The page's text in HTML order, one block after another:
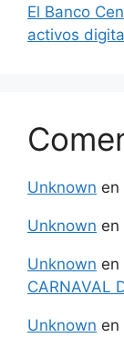
El Banco
activos
Unknown en
Unknown en
Unknown en
CARNAVAL
Unknown en